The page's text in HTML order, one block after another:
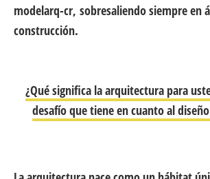
modelarq-cr, sobresaliendo siempre en
construcción.
¿Qué significa la arquitectura para
desafío que tiene en cuanto al